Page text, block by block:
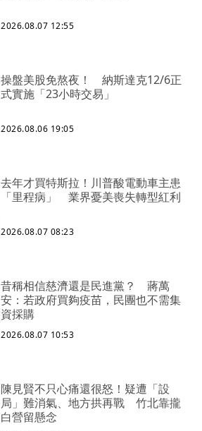
2026.08.07 12:55
操盤美股免熬夜！ 納斯達克12/6正
式實施「23小時交易」
2026.08.06 19:05
去年才買特斯拉！川普酸電動車主患
「里程病」 業界憂美喪失轉型紅利
2026.08.07 08:23
昔稱相信慈濟還是民進黨？ 蔣萬
安：若政府買夠疫苗，民團也不需集
資採購
2026.08.07 10:53
陳見賢不只心痛還很怒！疑遭「設
局」難消氣、地方拱再戰 竹北靠攏
白營留懸念